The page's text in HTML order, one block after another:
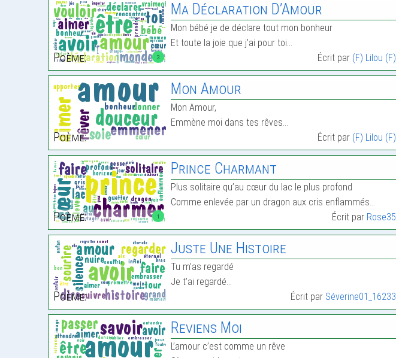
3
Poème:
Ma Déclaration D’Amour
Mon bébé je de déclare tout mon bonheur
Et toute la joie que j’ai pour toi…
Écrit par (F) Lilou (F)
Poème:
Mon Amour
Mon Amour,
Emmène moi dans tes rêves…
Écrit par (F) Lilou (F)
1
Poème:
Prince Charmant
Plus solitaire qu’au cœur du lac le plus profond
Comme enlevée par un dragon aux cris enflammés…
Écrit par Rose35
Poème:
Juste Une Histoire
Tu m’as regardé
Je t’ai regardé…
Écrit par Séverine01_16233
Reviens Moi
L’amour c’est comme un rêve